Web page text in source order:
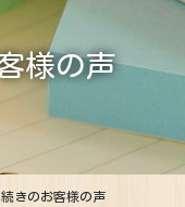
様の声
きのお客様の声